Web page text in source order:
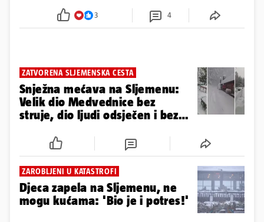
3 4
ZATVORENA SLJEMENSKA CESTA
Snježna mećava na Sljemenu:
Velik dio Medvednice bez
struje, dio ljudi odsječen i bez
ZAROBLJENI U KATASTROFI
Djeca zapela na Sljemenu, ne
mogu kućama: 'Bio je i potres!'